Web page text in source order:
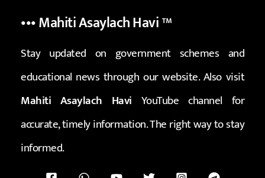
••• Mahiti Asaylach Havi™
Stay updated on government schemes and
educational news through our website. Also visit
Mahiti Asaylach Havi YouTube channel for
accurate, timely information. The right way to stay
informed.